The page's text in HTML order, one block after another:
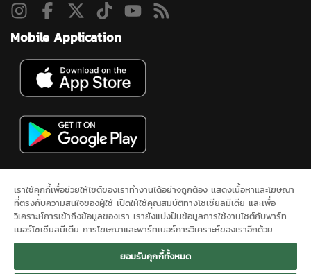
Mobile Application
ดูสดช่อง 31 ละคร ซิตคอม&ซีรีส์ ข่าวช่องวัน ผังรายการ
นโยบาย
ความเป็นส่วนตัว
ONEE ติดต่อเรา
เราใช้คุกกี้เพื่อช่วยให้ไซต์ของเราทำงานได้อย่างถูกต้อง แสดงเนื้อหาและโฆษณา
ที่ตรงกับความสนใจของผู้ใช้ เปิดให้ใช้คุณสมบัติทางโซเชียลมีเดีย และเพื่อ
วิเคราะห์การเข้าถึงข้อมูลของเรา เรายังแบ่งปันข้อมูลการใช้งานไซต์กับพาร์ท
เนอร์โซเชียลมีเดีย การโฆษณาและพาร์ทเนอร์การวิเคราะห์ของเราอีกด้วย
ยอมรับคุกกี้ทั้งหมด